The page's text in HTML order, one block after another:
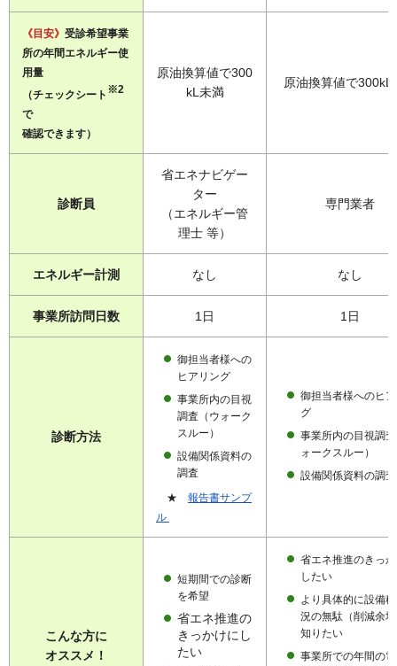
《目安》 受診希望事業
所の年間エネルギー使
用量
（チェックシート ※2
で
確認できます）
原油換算値で300
kL未満
原油換算値で300kL
診断員
省エネナビゲー
ター
（エネルギー管
理士 等）
専門業者
エネルギー計測 なし なし
事業所訪問日数 1日 1日
診断方法
御担当者様への
ヒアリング
事業所内の目視
調査（ウォーク
スルー）
設備関係資料の
調査
★
報告書サンプ
ル
御担当者様へのヒ
グ
事業所内の目視調
ォークスルー）
設備関係資料の調査
こんな方に
オススメ！
短期間での診断
を希望
省エネ推進の
きっかけにし
たい
省エネ推進のきっ
したい
より具体的に設備
況の無駄（削減余
知りたい
事業所での年間の